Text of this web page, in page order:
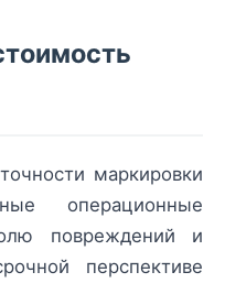
маркировки
операционные
повреждений и
перспективе